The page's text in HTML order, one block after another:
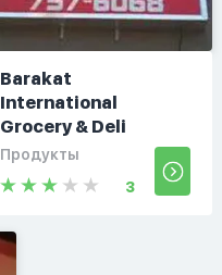
Barakat
International
Grocery & Deli
Продукты
3